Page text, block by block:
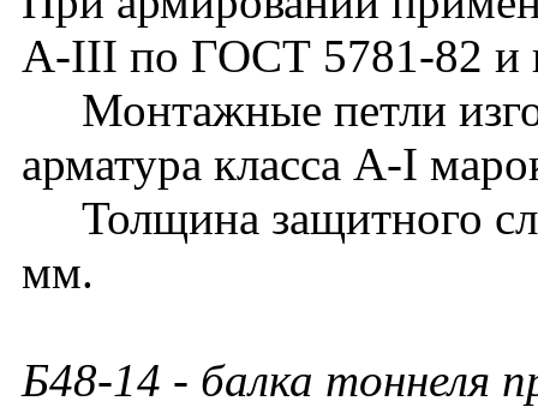
А-III по ГОСТ 5781-82 и
Монтажные петли
арматура класса А-I
Толщина защитного
мм.
Б48-14 - балка тоннеля